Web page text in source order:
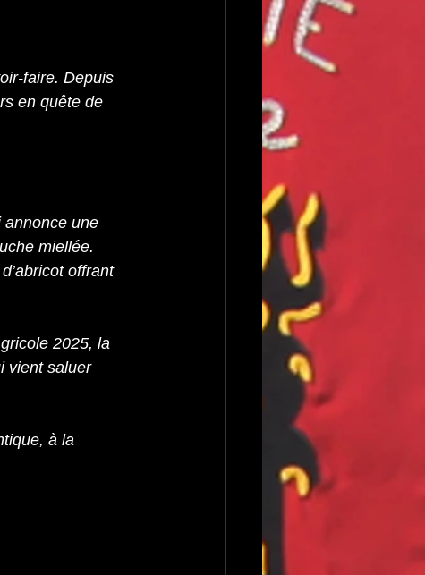
faire. Depuis
en quête de
annonce une
miellée.
offrant
2025, la
vient saluer
à la